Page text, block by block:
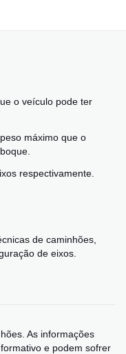
o veículo pode ter
máximo que o
respectivamente.
de caminhões,
de eixos.
As informações
e podem sofrer